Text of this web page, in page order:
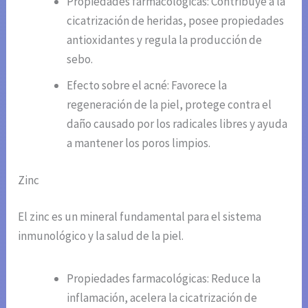
cicatrización de heridas, posee propiedades
antioxidantes y regula la producción de
sebo.
Efecto sobre el acné: Favorece la
regeneración de la piel, protege contra el
daño causado por los radicales libres y ayuda
a mantener los poros limpios.
Zinc
El zinc es un mineral fundamental para el sistema
inmunológico y la salud de la piel.
Propiedades farmacológicas: Reduce la
inflamación, acelera la cicatrización de